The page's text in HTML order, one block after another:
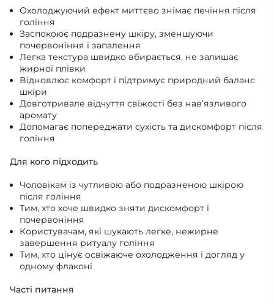
Охолоджуючий ефект миттєво знімає печіння після
гоління
Заспокоює подразнену шкіру, зменшуючи
почервоніння і запалення
Легка текстура швидко вбирається, не залишає
жирної плівки
Відновлює комфорт і підтримує природний баланс
шкіри
Довготривале відчуття свіжості без нав’язливого
аромату
Допомагає попереджати сухість та дискомфорт після
гоління
Для кого підходить
Чоловікам із чутливою або подразненою шкірою
після гоління
Тим, хто хоче швидко зняти дискомфорт і
почервоніння
Користувачам, які шукають легке, нежирне
завершення ритуалу гоління
Тим, хто цінує освіжаюче охолодження і догляд у
одному флаконі
Часті питання